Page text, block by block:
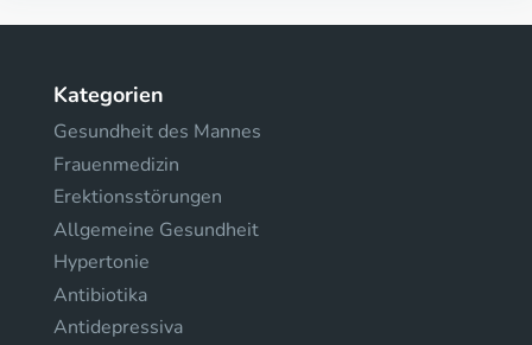
Kategorien
Gesundheit des Mannes
Frauenmedizin
Erektionsstörungen
Allgemeine Gesundheit
Hypertonie
Antibiotika
Antidepressiva